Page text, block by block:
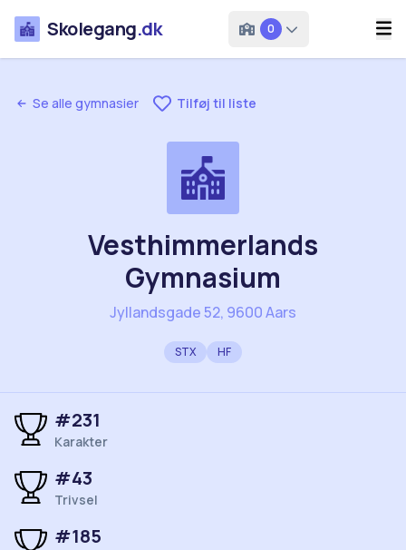
Skolegang.dk 0
Se alle gymnasier Tilføj til liste
Vesthimmerlands
Gymnasium
Jyllandsgade 52, 9600 Aars
STX HF
#231
Karakter
#43
Trivsel
#185